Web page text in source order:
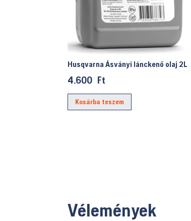
Husqvarna Ásványi lánckenő olaj 2L
4.600 Ft
Kosárba teszem
Vélemények